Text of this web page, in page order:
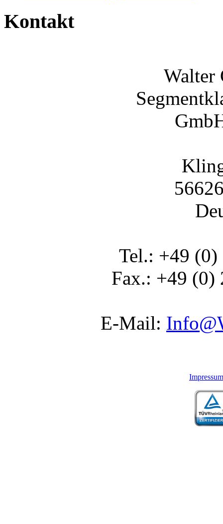
Kontakt
Walter
Tel.: +49
Fax.: +49 (0)
E-Mail: